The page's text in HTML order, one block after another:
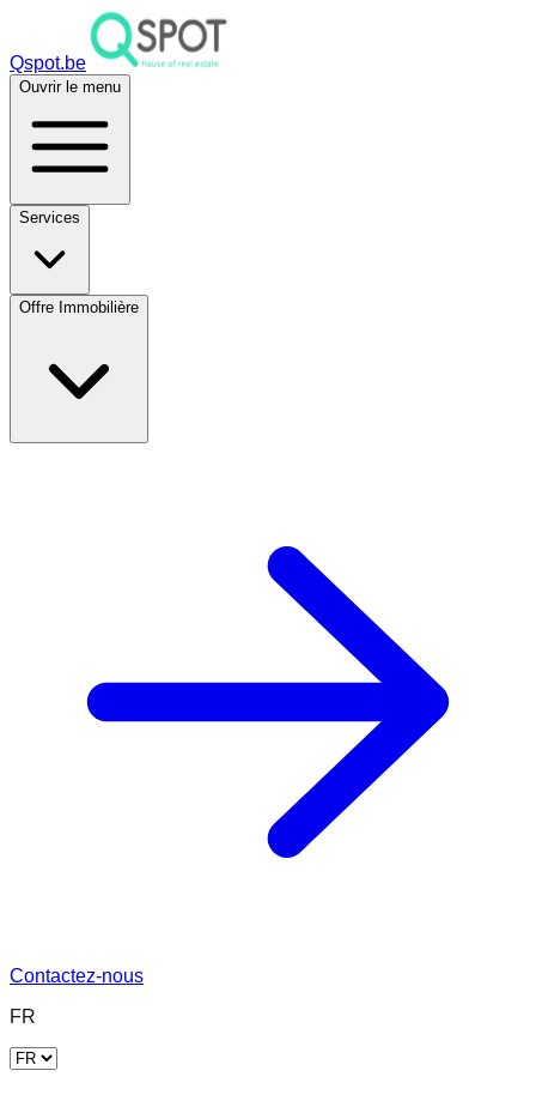
Qspot.be
Ouvrir le menu
Services
Offre Immobilière
Contactez-nous
FR